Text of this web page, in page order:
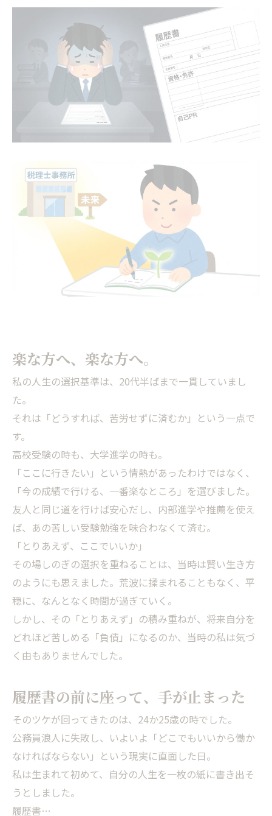
楽な方へ、楽な方へ。
私の人生の選択基準は、20代半ばまで一貫していまし
た。
それは「どうすれば、苦労せずに済むか」という一点で
す。
高校受験の時も、大学進学の時も。
「ここに行きたい」という情熱があったわけではなく、
「今の成績で行ける、一番楽なところ」を選びました。
友人と同じ道を行けば安心だし、内部進学や推薦を使え
ば、あの苦しい受験勉強を味合わなくて済む。
「とりあえず、ここでいいか」
その場しのぎの選択を重ねることは、当時は賢い生き方
のようにも思えました。荒波に揉まれることもなく、平
穏に、なんとなく時間が過ぎていく。
しかし、その「とりあえず」の積み重ねが、将来自分を
どれほど苦しめる「負債」になるのか、当時の私は気づ
く由もありませんでした。
履歴書の前に座って、手が止まった
そのツケが回ってきたのは、24か25歳の時でした。
公務員浪人に失敗し、いよいよ「どこでもいいから働か
なければならない」という現実に直面した日。
私は生まれて初めて、自分の人生を一枚の紙に書き出そ
うとしました。
履歴書…